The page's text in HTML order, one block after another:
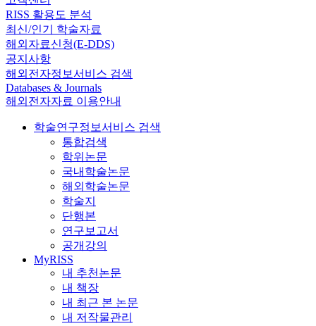
RISS 활용도 분석
최신/인기 학술자료
해외자료신청(E-DDS)
공지사항
해외전자정보서비스 검색
Databases & Journals
해외전자자료 이용안내
학술연구정보서비스 검색
통합검색
학위논문
국내학술논문
해외학술논문
학술지
단행본
연구보고서
공개강의
MyRISS
내 추천논문
내 책장
내 최근 본 논문
내 저작물관리